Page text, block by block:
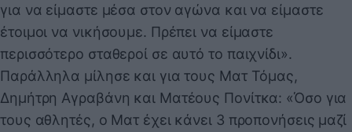
για να είμαστε μέσα στον αγώνα και να είμαστε
έτοιμοι να νικήσουμε. Πρέπει να είμαστε
περισσότερο σταθεροί σε αυτό το παιχνίδι».
Παράλληλα μίλησε και για τους Ματ Τόμας,
Δημήτρη Αγραβάνη και Ματέους Πονίτκα: «Όσο για
τους αθλητές, ο Ματ έχει κάνει 3 προπονήσεις μαζί